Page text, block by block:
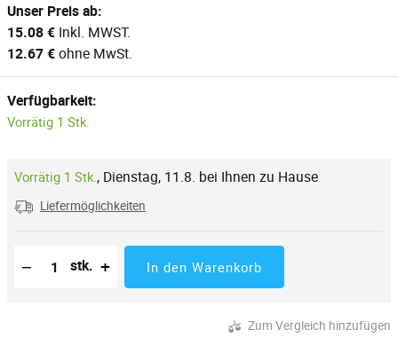
Unser Preis ab:
15.08 € Inkl. MWST.
12.67 €ohne MwSt.
Verfügbarkeit:
Vorrätig 1 Stk.
Vorrätig 1 Stk., Dienstag, 11.8. bei Ihnen zu Hause
Liefermöglichkeiten
−
Reduzierung der Menge
Anzahl der Stücke
stk. + In den Warenkorb
Zum Vergleich hinzufügen